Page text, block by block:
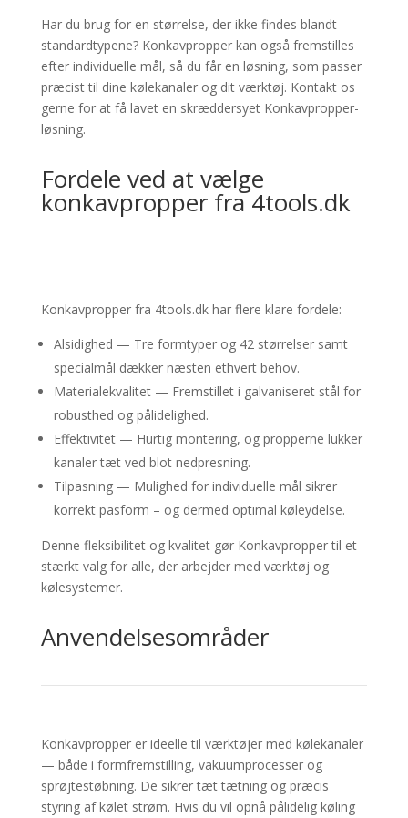
Har du brug for en størrelse, der ikke findes blandt
standardtypene? Konkavpropper kan også fremstilles
efter individuelle mål, så du får en løsning, som passer
præcist til dine kølekanaler og dit værktøj. Kontakt os
gerne for at få lavet en skræddersyet Konkavpropper-
løsning.
Fordele ved at vælge
konkavpropper fra 4tools.dk
Konkavpropper fra 4tools.dk har flere klare fordele:
Alsidighed — Tre formtyper og 42 størrelser samt
specialmål dækker næsten ethvert behov.
Materialekvalitet — Fremstillet i galvaniseret stål for
robusthed og pålidelighed.
Effektivitet — Hurtig montering, og propperne lukker
kanaler tæt ved blot nedpresning.
Tilpasning — Mulighed for individuelle mål sikrer
korrekt pasform – og dermed optimal køleydelse.
Denne fleksibilitet og kvalitet gør Konkavpropper til et
stærkt valg for alle, der arbejder med værktøj og
kølesystemer.
Anvendelsesområder
Konkavpropperer ideelle til værktøjer med kølekanaler
— både i formfremstilling, vakuumprocesser og
sprøjtestøbning. De sikrer tæt tætning og præcis
styring af kølet strøm. Hvis du vil opnå pålidelig køling